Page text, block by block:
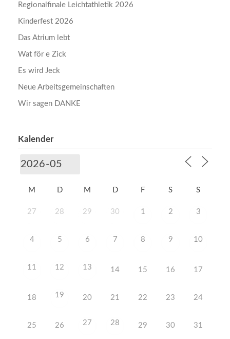
Regionalfinale Leichtathletik 2026
Kinderfest 2026
Das Atrium lebt
Wat för e Zick
Es wird Jeck
Neue Arbeitsgemeinschaften
Wir sagen DANKE
Kalender
M D M D F S S
27 28 29 30 1 2 3
4 5 6 7 8 9 10
11 12 13 14 15 16 17
18 19 20 21 22 23 24
25 26 27 28 29 30 31